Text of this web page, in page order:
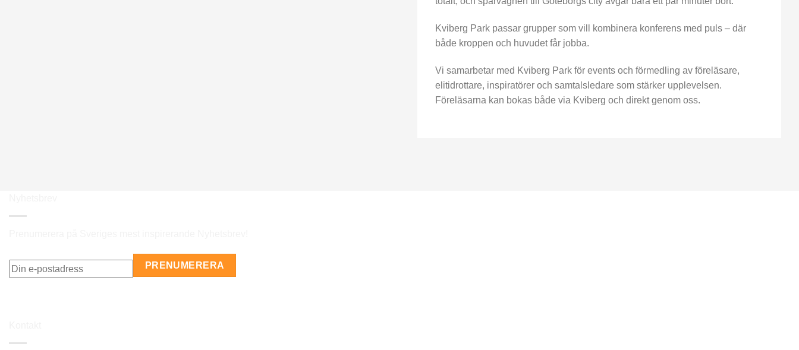
Kviberg Park passar grupper som vill kombinera konferens med puls – där
både kroppen och huvudet får jobba.
Vi samarbetar med Kviberg Park för events och förmedling av föreläsare,
elitidrottare, inspiratörer och samtalsledare som stärker upplevelsen.
Föreläsarna kan bokas både via Kviberg och direkt genom oss.